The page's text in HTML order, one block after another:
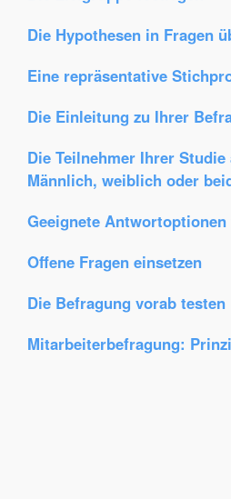
Die Hypothesen in Fragen
Eine repräsentative
Die Einleitung zu Ihrer
Die Teilnehmer Ihrer Studie
Männlich, weiblich oder
Geeignete Antwortoptionen
Offene Fragen einsetzen
Die Befragung vorab testen
Mitarbeiterbefragung: